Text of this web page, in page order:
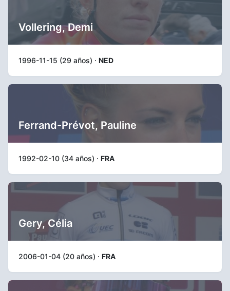
Vollering, Demi
1996-11-15 (29 años) · NED
Ferrand-Prévot, Pauline
1992-02-10 (34 años) · FRA
Gery, Célia
2006-01-04 (20 años) · FRA